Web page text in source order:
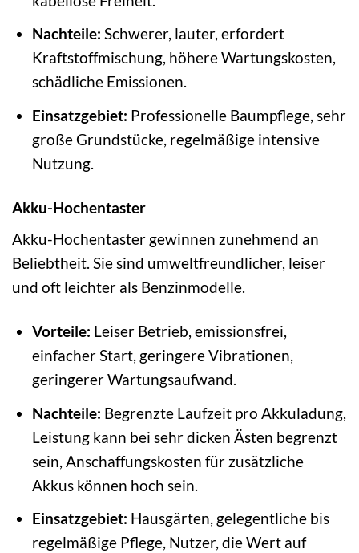
Nachteile: Schwerer, lauter, erfordert
Kraftstoffmischung, höhere Wartungskosten,
schädliche Emissionen.
Einsatzgebiet: Professionelle Baumpflege, sehr
große Grundstücke, regelmäßige intensive
Nutzung.
Akku-Hochentaster
Akku-Hochentaster gewinnen zunehmend an
Beliebtheit. Sie sind umweltfreundlicher, leiser
und oft leichter als Benzinmodelle.
Vorteile: Leiser Betrieb, emissionsfrei,
einfacher Start, geringere Vibrationen,
geringerer Wartungsaufwand.
Nachteile: Begrenzte Laufzeit pro Akkuladung,
Leistung kann bei sehr dicken Ästen begrenzt
sein, Anschaffungskosten für zusätzliche
Akkus können hoch sein.
Einsatzgebiet: Hausgärten, gelegentliche bis
regelmäßige Pflege, Nutzer, die Wert auf